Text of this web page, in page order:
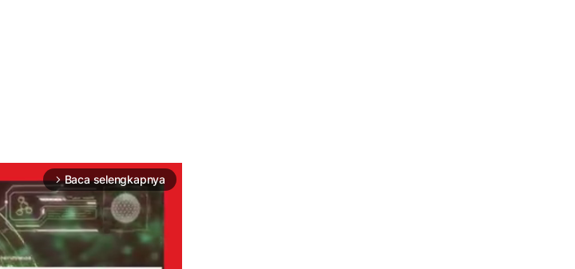
arrow_forward_ios Baca selengkapnya